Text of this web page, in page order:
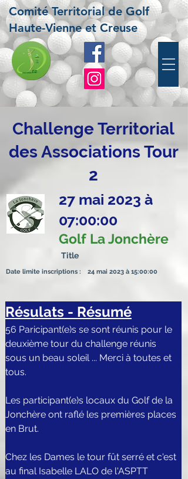
Comité Territorial de Golf
Haute-Vienne et Creuse
Challenge Territorial
des Associations Tour
2
27 mai 2023 à
07:00:00
Golf La Jonchère
Title
Date limite inscriptions : 24 mai 2023 à 15:00:00
Résulats - Résumé
56 Paricipant(e)s se sont réunis pour le
deuxième tour du challenge réunis
sous un beau soleil ... Merci à toutes et
tous.
Les participant(e)s locaux du Golf de la
Jonchère ont raflé les premières places
en Brut.
Chez les Dames le tour fût serré et c'est
au final Isabelle LALO de l'ASPTT